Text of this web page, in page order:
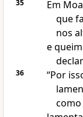
35
Em
que
nos
e
36
“Por